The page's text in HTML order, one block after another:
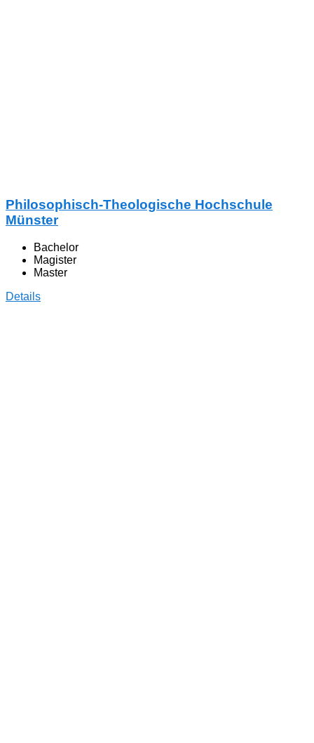
Philosophisch-Theologische Hochschule
Münster
Bachelor
Magister
Master
Details